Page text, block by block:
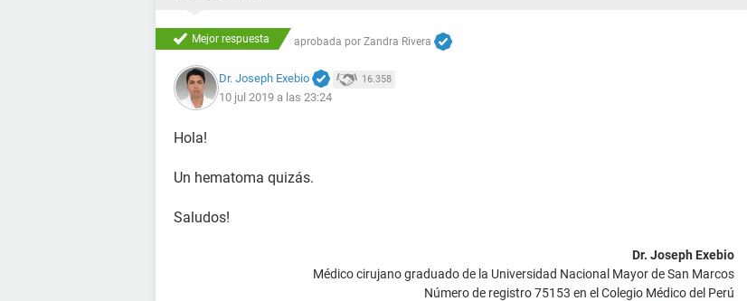
Mejor respuesta aprobada por Zandra Rivera
Dr. Joseph Exebio 16.358
10 jul 2019 a las 23:24
Hola!
Un hematoma quizás.
Saludos!
Dr. Joseph Exebio
Médico cirujano graduado de la Universidad Nacional Mayor de San Marcos
Número de registro 75153 en el Colegio Médico del Perú